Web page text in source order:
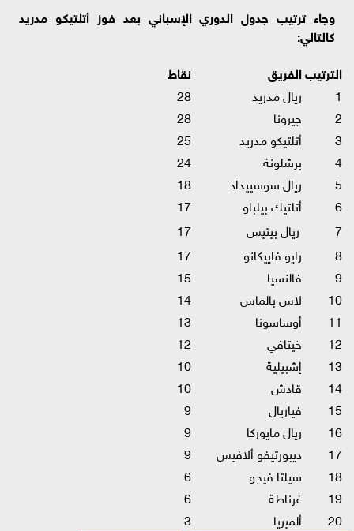
وجاء ترتيب جدول الدوري الإسباني بعد فوز أتلتيكو مدريد
كالتالي:
الترتيبالفريق نقاط
1 ريال مدريد
28
2
جيرونا
28
3
أتلتيكو مدريد
25
4
برشلونة
24
5
ريال سوسييداد
18
6
أتلتيك بيلباو
17
7
ريال بيتيس
17
8
رايو فاييكانو
17
9
فالنسيا
15
10
لاس بالماس
14
11
أوساسونا
13
12
خيتافي
12
13
إشبيلية
10
14
قادش
10
15
فياريال
9
16
ريال مايوركا
9
17
ديبورتيفو ألافيس
9
18
سيلتا فيجو
6
19
غرناطة
6
20
ألميريا
3